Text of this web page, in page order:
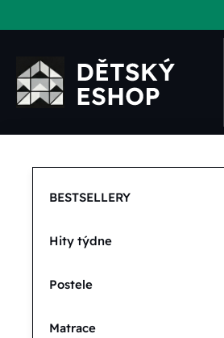
BESTSELLERY
Hity týdne
Postele
Matrace